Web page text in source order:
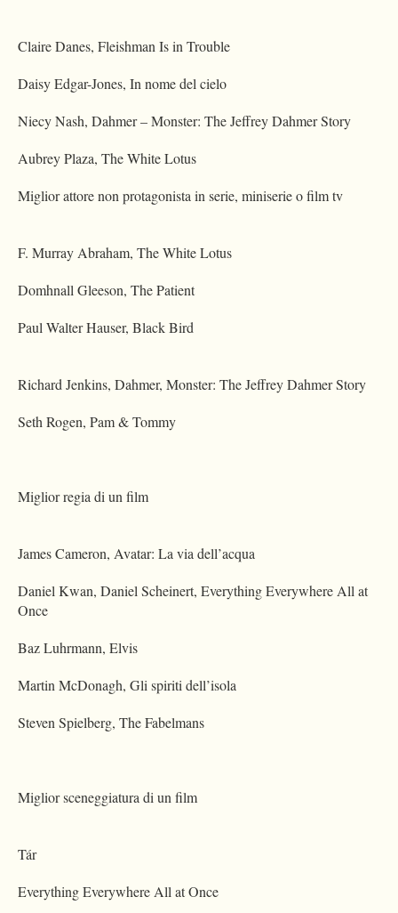
Claire Danes, Fleishman Is in Trouble
Daisy Edgar-Jones, In nome del cielo
Niecy Nash, Dahmer – Monster: The Jeffrey Dahmer Story
Aubrey Plaza, The White Lotus
Miglior attore non protagonista in serie, miniserie o film tv
F. Murray Abraham, The White Lotus
Domhnall Gleeson, The Patient
Paul Walter Hauser, Black Bird
Richard Jenkins, Dahmer, Monster: The Jeffrey Dahmer Story
Seth Rogen, Pam & Tommy
Miglior regia di un film
James Cameron, Avatar: La via dell’acqua
Daniel Kwan, Daniel Scheinert, Everything Everywhere All at
Once
Baz Luhrmann, Elvis
Martin McDonagh, Gli spiriti dell’isola
Steven Spielberg, The Fabelmans
Miglior sceneggiatura di un film
Tár
Everything Everywhere All at Once